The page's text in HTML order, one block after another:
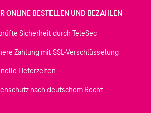
ONLINE BESTELLEN UND BEZAHLEN
Sicherheit durch TeleSec
Zahlung mit SSL-Verschlüsselung
Lieferzeiten
nach deutschem Recht